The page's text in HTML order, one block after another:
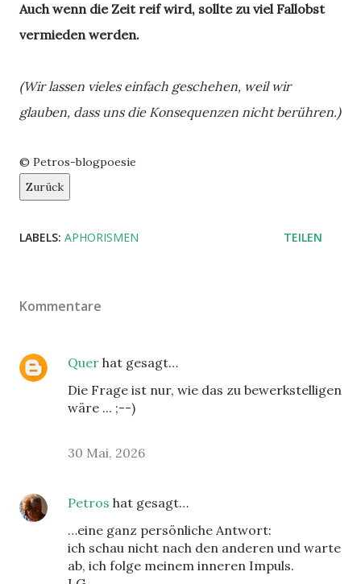
Auch wenn die Zeit reif wird, sollte zu viel Fallobst
vermieden werden.
(Wir lassen vieles einfach geschehen, weil wir
glauben, dass uns die Konsequenzen nicht berühren.)
© Petros-blogpoesie
Zurück
LABELS: APHORISMEN TEILEN
Kommentare
Quer hat gesagt…
Die Frage ist nur, wie das zu bewerkstelligen
wäre ... ;--)
30 Mai, 2026
Petros hat gesagt…
…eine ganz persönliche Antwort:
ich schau nicht nach den anderen und warte
ab, ich folge meinem inneren Impuls.